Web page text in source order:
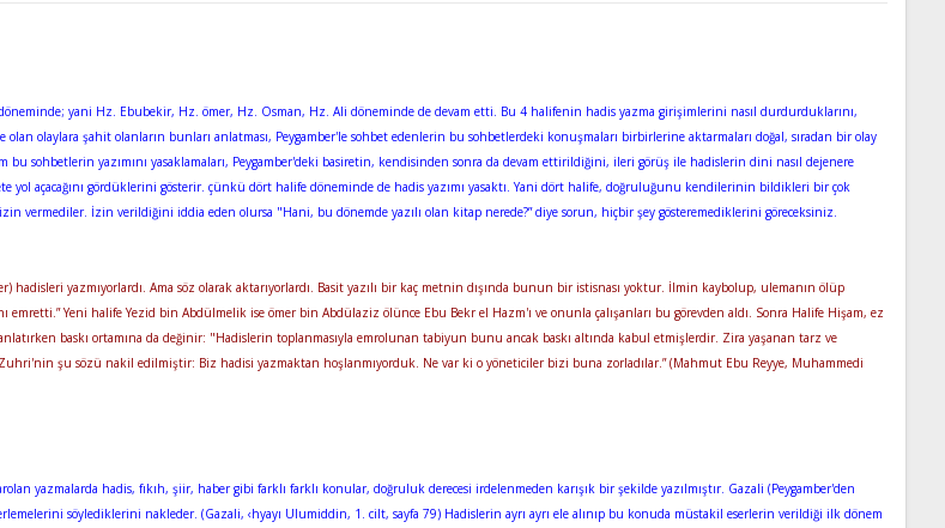
yani Hz. Ebubekir, Hz. ömer, Hz. Osman, Hz. Ali döneminde de devam etti. Bu 4 halifenin hadis yazma girişimlerini nasıl durdurduklarını,
olan olaylara şahit olanların bunları anlatması, Peygamber'le sohbet edenlerin bu sohbetlerdeki konuşmaları birbirlerine aktarmaları doğal, sıradan bir olay
sohbetlerin yazımını yasaklamaları, Peygamber'deki basiretin, kendisinden sonra da devam ettirildiğini, ileri görüş ile hadislerin dini nasıl dejenere
yol açacağını gördüklerini gösterir. çünkü dört halife döneminde de hadis yazımı yasaktı. Yani dört halife, doğruluğunu kendilerinin bildikleri bir çok
vermediler. İzin verildiğini iddia eden olursa "Hani, bu dönemde yazılı olan kitap nerede?” diye sorun, hiçbir şey gösteremediklerini göreceksiniz.
hadisleri yazmıyorlardı. Ama söz olarak aktarıyorlardı. Basit yazılı bir kaç metnin dışında bunun bir istisnası yoktur. İlmin kaybolup, ulemanın ölüp
Yeni halife Yezid bin Abdülmelik ise ömer bin Abdülaziz ölünce Ebu Bekr el Hazm'ı ve onunla çalışanları bu görevden aldı. Sonra Halife Hişam, ez
baskı ortamına da değinir: "Hadislerin toplanmasıyla emrolunan tabiyun bunu ancak baskı altında kabul etmişlerdir. Zira yaşanan tarz ve
şu sözü nakil edilmiştir: Biz hadisi yazmaktan hoşlanmıyorduk. Ne var ki o yöneticiler bizi buna zorladılar.” (Mahmut Ebu Reyye, Muhammedi
yazmalarda hadis, fıkıh, şiir, haber gibi farklı farklı konular, doğruluk derecesi irdelenmeden karışık bir şekilde yazılmıştır. Gazali (Peygamber'den
söylediklerini nakleder. (Gazali, ‹hyayı Ulumiddin, 1. cilt, sayfa 79) Hadislerin ayrı ayrı ele alınıp bu konuda müstakil eserlerin verildiği ilk dönem